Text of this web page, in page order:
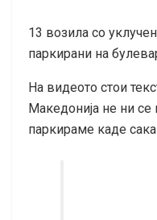
13 возила со
паркирани на
На видеото стои
Македонија не ни се
паркираме каде